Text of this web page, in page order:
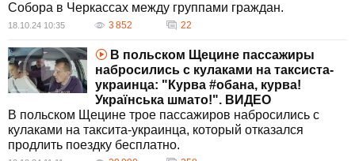
Собора в Черкассах между группами граждан.
18.10.24 10:35 3 852 22
В польском Щецине пассажиры
набросились с кулаками на таксиста-
украинца: "Курва #обана, курва!
Українська шмато!". ВИДЕО
В польском Щецине трое пассажиров набросились с
кулаками на таксита-украинца, который отказался
продлить поездку бесплатно.